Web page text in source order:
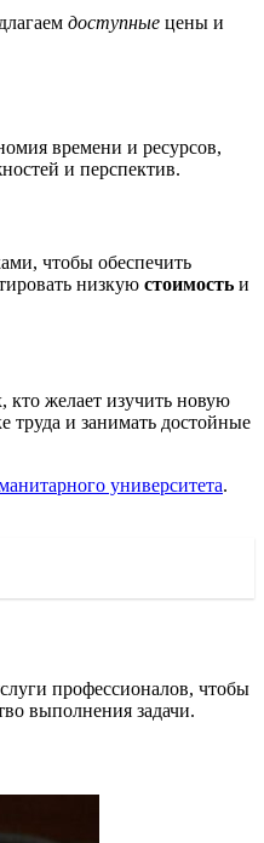
доступные цены и
времени и ресурсов,
и перспектив.
чтобы обеспечить
низкую стоимость и
кто желает изучить новую
труда и занимать достойные
университета.
профессионалов, чтобы
выполнения задачи.